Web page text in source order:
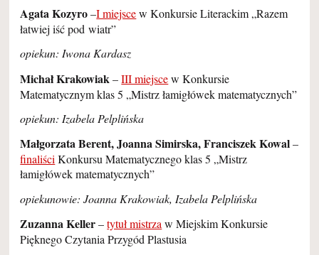
Agata Kozyro–I miejscew Konkursie Literackim „Razem
łatwiej iść pod wiatr”
opiekun: Iwona Kardasz
Michał Krakowiak–III miejscew Konkursie
Matematycznym klas 5 „Mistrz łamigłówek matematycznych”
opiekun: Izabela Pelplińska
Małgorzata Berent, Joanna Simirska, Franciszek Kowal–
finaliściKonkursu Matematycznego klas 5 „Mistrz
łamigłówek matematycznych”
opiekunowie: Joanna Krakowiak, Izabela Pelplińska
Zuzanna Keller–tytuł mistrza w Miejskim Konkursie
Pięknego Czytania Przygód Plastusia